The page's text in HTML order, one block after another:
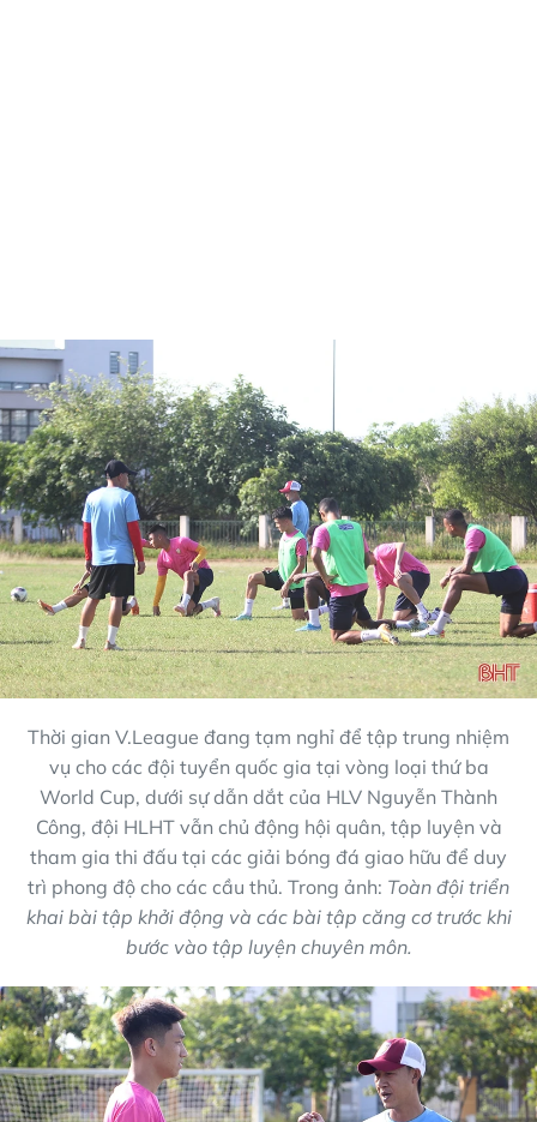
Thời gian V.League đang tạm nghỉ để tập trung nhiệm
vụ cho các đội tuyển quốc gia tại vòng loại thứ ba
World Cup, dưới sự dẫn dắt của HLV Nguyễn Thành
Công, đội HLHT vẫn chủ động hội quân, tập luyện và
tham gia thi đấu tại các giải bóng đá giao hữu để duy
trì phong độ cho các cầu thủ. Trong ảnh: Toàn đội triển
khai bài tập khởi động và các bài tập căng cơ trước khi
bước vào tập luyện chuyên môn.